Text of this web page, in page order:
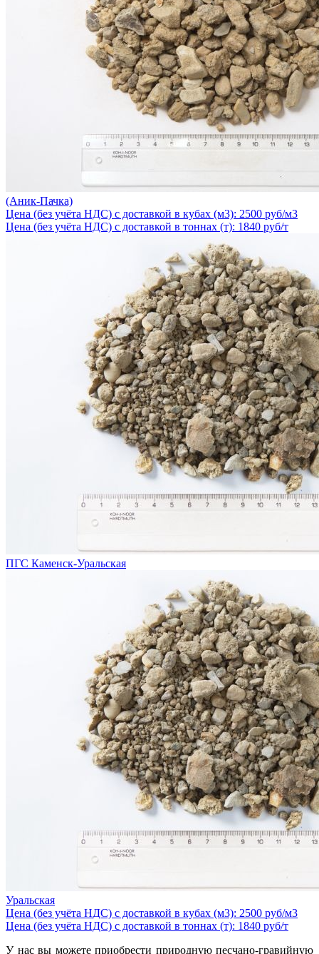
(Аник-Пачка)
Цена (без учёта НДС) с доставкой в кубах (м3): 2500 руб/м3
Цена (без учёта НДС) с доставкой в тоннах (т): 1840 руб/т
ПГС Каменск-Уральская
Уральская
Цена (без учёта НДС) с доставкой в кубах (м3): 2500 руб/м3
Цена (без учёта НДС) с доставкой в тоннах (т): 1840 руб/т
У нас вы можете приобрести природную песчано-гравийную